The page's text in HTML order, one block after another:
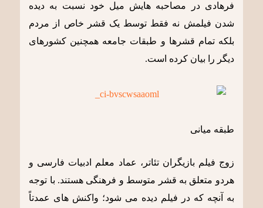
فرهادی در مصاحبه هایش میل خود نسبت به دیده
شدن فیلمش نه فقط توسط یک قشر خاص از مردم
بلکه تمام قشرها و طبقات جامعه همچنین کشورهای
دیگر را بیان کرده است.
طبقه میانی
زوج فیلم بازیگران تئاتر، عماد معلم ادبیات فارسی و
هردو متعلق به قشر متوسط و فرهنگی هستند. با توجه
به آنچه که در فیلم دیده می شود؛ واکنش های عمدتاً